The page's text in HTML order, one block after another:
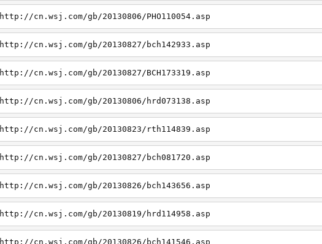
http://cn.wsj.com/gb/20130806/PHO110054.asp
http://cn.wsj.com/gb/20130827/bch142933.asp
http://cn.wsj.com/gb/20130827/BCH173319.asp
http://cn.wsj.com/gb/20130806/hrd073138.asp
http://cn.wsj.com/gb/20130823/rth114839.asp
http://cn.wsj.com/gb/20130827/bch081720.asp
http://cn.wsj.com/gb/20130826/bch143656.asp
http://cn.wsj.com/gb/20130819/hrd114958.asp
http://cn.wsj.com/gb/20130826/bch141546.asp